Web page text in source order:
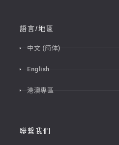
語言/地區
中文 (简体)
English
港澳專區
聯繫我們